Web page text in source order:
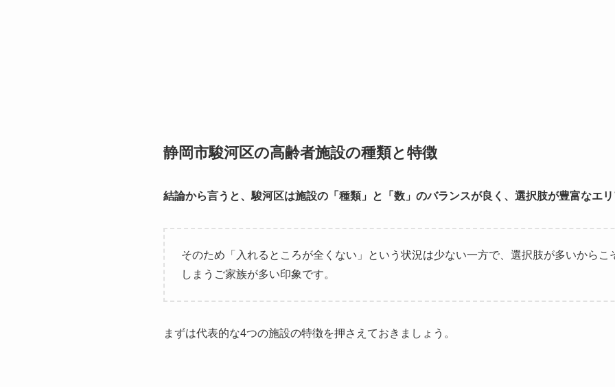
静岡市駿河区の高齢者施設の種類と特徴
結論から言うと、駿河区は施設の「種類」と「数」のバランスが良く、選択肢が豊富なエ
そのため「入れるところが全くない」という状況は少ない一方で、選択肢が多いからこ
しまうご家族が多い印象です。
まずは代表的な4つの施設の特徴を押さえておきましょう。